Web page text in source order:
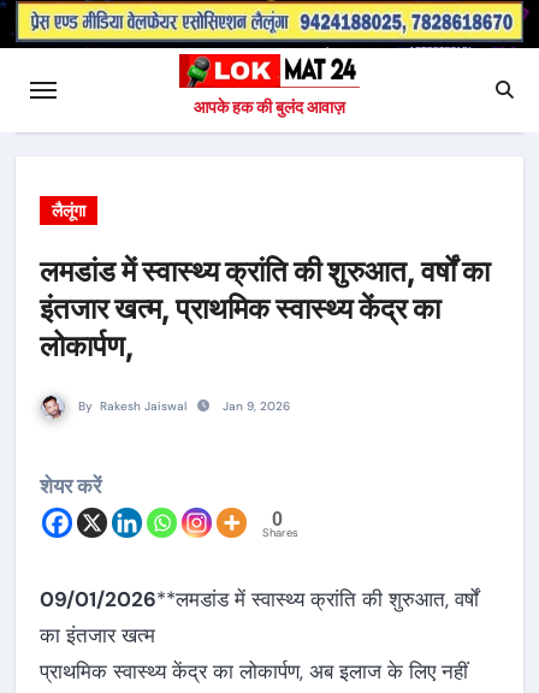
आपके हक की बुलंद आवाज़
लैलूंगा
लमडांड में स्वास्थ्य क्रांति की शुरुआत, वर्षों का
इंतजार खत्म, प्राथमिक स्वास्थ्य केंद्र का
लोकार्पण,
By Rakesh Jaiswal Jan 9, 2026
शेयर करें
0
Shares
09/01/2026**लमडांड में स्वास्थ्य क्रांति की शुरुआत, वर्षों
का इंतजार खत्म
प्राथमिक स्वास्थ्य केंद्र का लोकार्पण, अब इलाज के लिए नहीं